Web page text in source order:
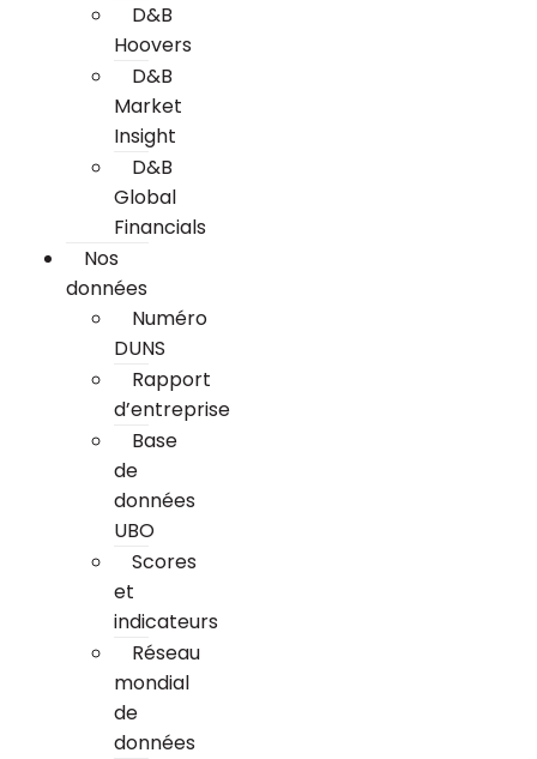
D&B
Hoovers
D&B
Market
Insight
D&B
Global
Financials
Nos
données
Numéro
DUNS
Rapport
d’entreprise
Base
de
données
UBO
Scores
et
indicateurs
Réseau
mondial
de
données